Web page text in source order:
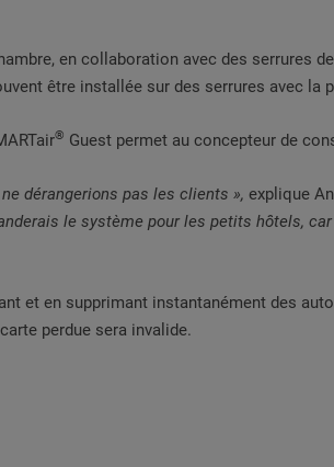
en collaboration avec des serrures
être installée sur des serrures avec
® Guest permet au concepteur de
dérangerions pas les clients », explique
le système pour les petits hôtels,
et en supprimant instantanément des
perdue sera invalide.